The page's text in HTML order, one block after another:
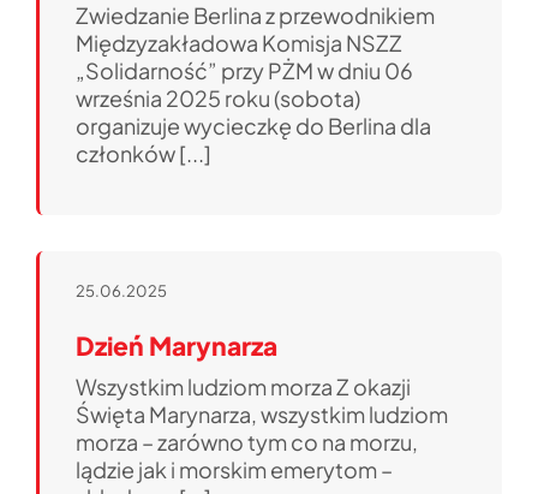
Zwiedzanie Berlina z przewodnikiem
Międzyzakładowa Komisja NSZZ
„Solidarność” przy PŻM w dniu 06
września 2025 roku (sobota)
organizuje wycieczkę do Berlina dla
członków [...]
25.06.2025
Dzień Marynarza
Wszystkim ludziom morza Z okazji
Święta Marynarza, wszystkim ludziom
morza – zarówno tym co na morzu,
lądzie jak i morskim emerytom –